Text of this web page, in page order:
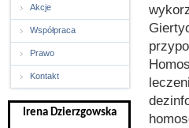
Akcje
Współpraca
Prawo
Kontakt
Irena Dzierzgowska